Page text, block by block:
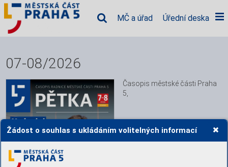
Žádost o souhlas s ukládáním volitelných informací
MČ a úřad Úřední deska
07-08/2026
Časopis městské části Praha
5,